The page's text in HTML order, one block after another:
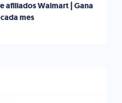
afiliados Walmart | Gana
mes